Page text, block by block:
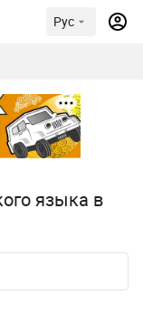
Рус
языка в